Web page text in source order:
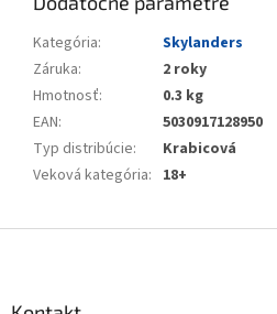
Kategória:
Skylanders
Záruka:
2 roky
Hmotnosť:
0.3 kg
EAN:
5030917128950
Typ distribúcie:
Krabicová
Veková kategória: 18+